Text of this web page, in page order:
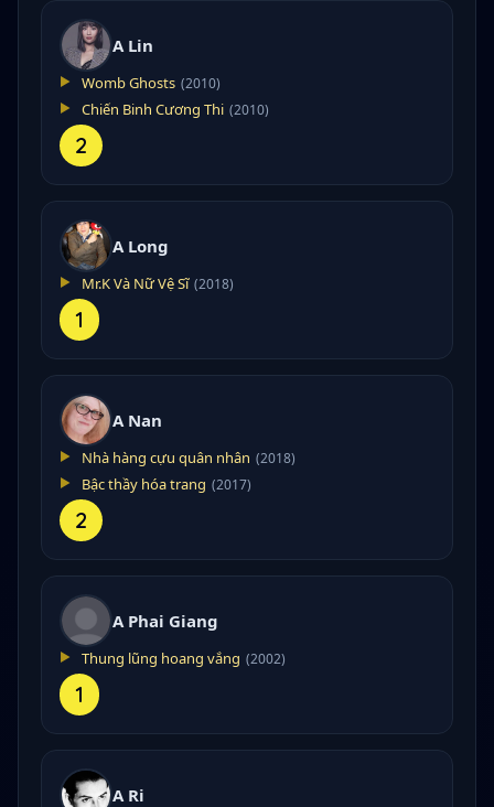
A Lin
Womb Ghosts (2010)
Chiến Binh Cương Thi (2010)
2
A Long
Mr.K Và Nữ Vệ Sĩ (2018)
1
A Nan
Nhà hàng cựu quân nhân (2018)
Bậc thầy hóa trang (2017)
2
A Phai Giang
Thung lũng hoang vắng (2002)
1
A Ri